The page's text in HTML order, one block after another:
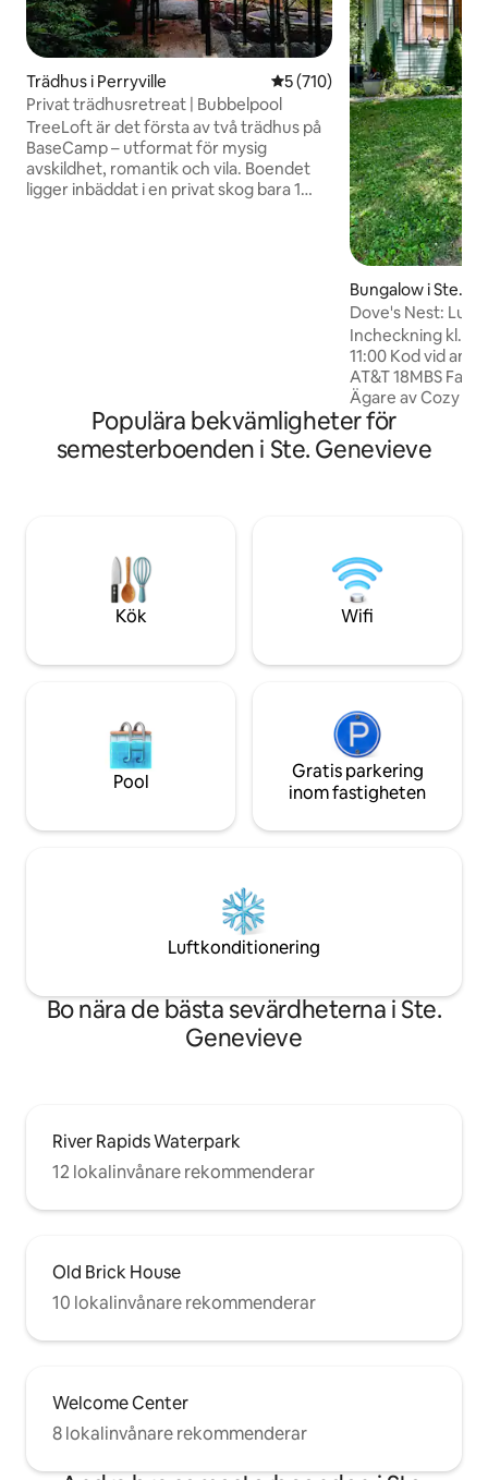
Trädhus i Perryville 5 av 5 i genomsnittligt
5 (710)
Privat trädhusretreat | Bubbelpool
TreeLoft är det första av två trädhus på
BaseCamp – utformat för mysig
avskildhet, romantik och vila. Boendet
ligger inbäddat i en privat skog bara 1
tillbaka till dig själv.
Bungalow i Ste.
Dove's Nest:
Sovplatser 6
Incheckning kl.
11:00 Kod vid ankomst
AT&T 18MBS Familjevänligt, par, tjejresa.
Ägare av Cozy
uthyrning Airbnb. intill.
Landing hittade
Centrum. Butiker,
och te. 65 tums smart-tv. Varje sovrum
har Roku smart
matplats. Inga
Populära bekvämligheter för
semesterboenden i Ste. Genevieve
Kök Wifi
Pool
Gratis parkering
inom fastigheten
Luftkonditionering
Bo nära de bästa sevärdheterna i Ste.
Genevieve
River Rapids Waterpark
12 lokalinvånare rekommenderar
Old Brick House
10 lokalinvånare rekommenderar
Welcome Center
8 lokalinvånare rekommenderar